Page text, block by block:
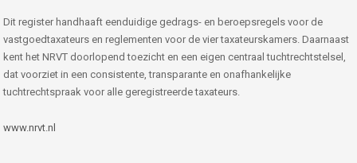
Dit register handhaaft eenduidige gedrags- en beroepsregels voor de
vastgoedtaxateurs en reglementen voor de vier taxateurskamers. Daarnaast
kent het NRVT doorlopend toezicht en een eigen centraal tuchtrechtstelsel,
dat voorziet in een consistente, transparante en onafhankelijke
tuchtrechtspraak voor alle geregistreerde taxateurs.
www.nrvt.nl